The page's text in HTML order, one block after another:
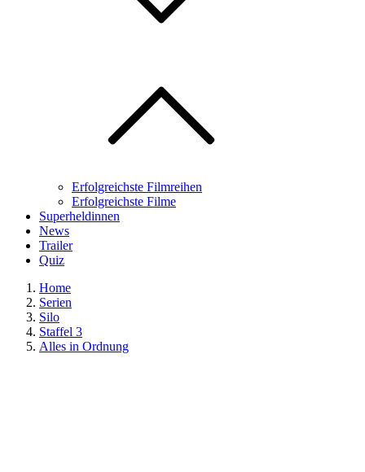
Erfolgreichste Filmreihen
Erfolgreichste Filme
Superheldinnen
News
Trailer
Quiz
Home
Serien
Silo
Staffel 3
Alles in Ordnung